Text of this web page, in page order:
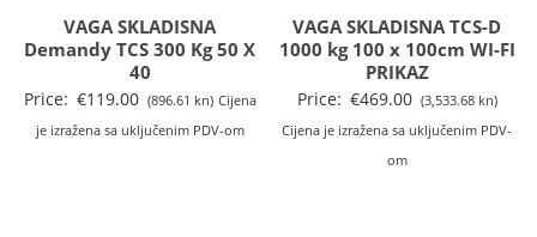
VAGA SKLADISNA
Demandy TCS 300 Kg 50 X
40
Price: €119.00 (896.61 kn) Cijena
je izražena sa uključenim PDV-om
VAGA SKLADISNA TCS-D
1000 kg 100 x 100cm WI-FI
PRIKAZ
Price: €469.00 (3,533.68 kn)
Cijena je izražena sa uključenim PDV-
om